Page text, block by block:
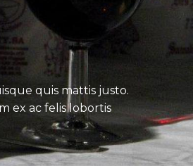
quis mattis justo.
ex ac felis lobortis